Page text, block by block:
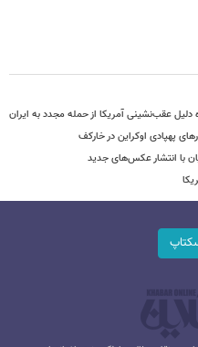
دلیل عقب‌نشینی آمریکا از حمله مجدد به ایران
پهپادی اوکراین در خارکف
با انتشار عکس‌های جدید